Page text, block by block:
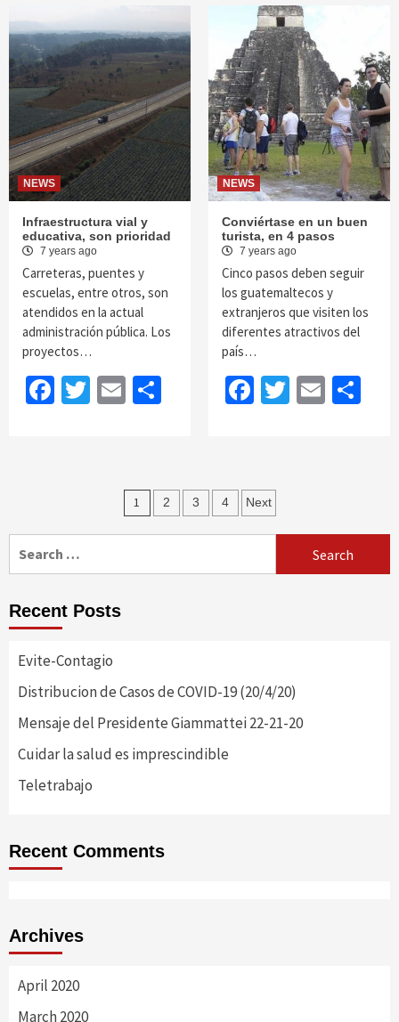
NEWS
Infraestructura vial y
educativa, son prioridad
7 years ago
Carreteras, puentes y
escuelas, entre otros, son
atendidos en la actual
administración pública. Los
proyectos…
Facebook
Twitter
EmailShare
NEWS
Conviértase en un buen
turista, en 4 pasos
7 years ago
Cinco pasos deben seguir
los guatemaltecos y
extranjeros que visiten los
diferentes atractivos del
país…
Facebook
Twitter
Email
Posts
navigation
1 2 3 4 Next
Recent Posts
Evite-Contagio
Distribucion de Casos de COVID-19 (20/4/20)
Mensaje del Presidente Giammattei 22-21-20
Cuidar la salud es imprescindible
Teletrabajo
Recent Comments
Archives
April 2020
March 2020